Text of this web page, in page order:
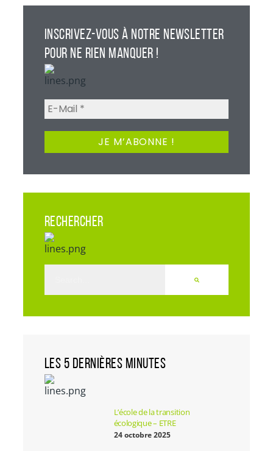
INSCRIVEZ-VOUS À NOTRE NEWSLETTER
POUR NE RIEN MANQUER !
RECHERCHER
LES 5 DERNIÈRES MINUTES
L’école de la transition
écologique – ETRE
24 octobre 2025